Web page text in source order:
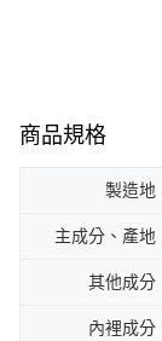
商品規格
製造地
主成分、產地
其他成分
內裡成分